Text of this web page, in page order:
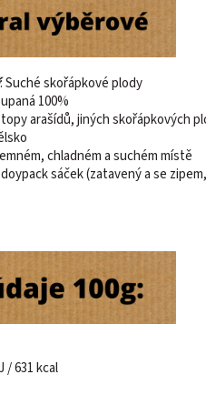
: Suché skořápkové plody
100%
arašídů, jiných skořápkových
chladném a suchém místě
sáček (zatavený a se
/ 631 kcal